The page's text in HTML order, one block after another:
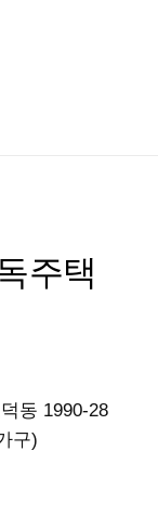
주택
동 1990-28
구)